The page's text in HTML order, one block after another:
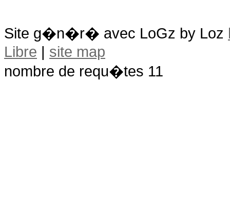
Site g�n�r� avec LoGz by Loz
Libre | site map
nombre de requ�tes 11